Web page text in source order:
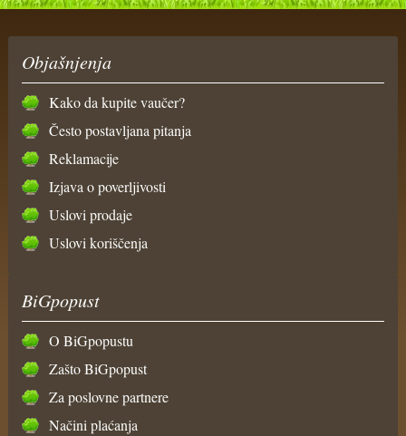
Objašnjenja
Kako da kupite vaučer?
Često postavljana pitanja
Reklamacije
Izjava o poverljivosti
Uslovi prodaje
Uslovi koriščenja
BiGpopust
O BiGpopustu
Zašto BiGpopust
Za poslovne partnere
Načini plaćanja